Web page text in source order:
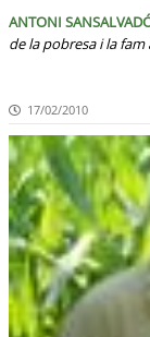
ANTONI
de la pobresa i la fam
17/02/2010